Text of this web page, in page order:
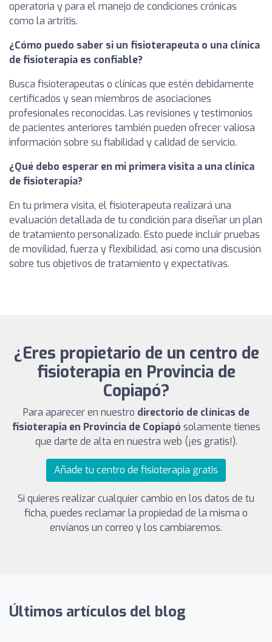
operatoria y para el manejo de condiciones crónicas
como la artritis.
¿Cómo puedo saber si un fisioterapeuta o una clínica
de fisioterapia es confiable?
Busca fisioterapeutas o clínicas que estén debidamente
certificados y sean miembros de asociaciones
profesionales reconocidas. Las revisiones y testimonios
de pacientes anteriores también pueden ofrecer valiosa
información sobre su fiabilidad y calidad de servicio.
¿Qué debo esperar en mi primera visita a una clínica
de fisioterapia?
En tu primera visita, el fisioterapeuta realizará una
evaluación detallada de tu condición para diseñar un plan
de tratamiento personalizado. Esto puede incluir pruebas
de movilidad, fuerza y flexibilidad, así como una discusión
sobre tus objetivos de tratamiento y expectativas.
¿Eres propietario de un centro de
fisioterapia en Provincia de
Copiapó?
Para aparecer en nuestro directorio de clínicas de
fisioterapia en Provincia de Copiapó solamente tienes
que darte de alta en nuestra web (¡es gratis!).
Añade tu centro de fisioterapia gratis
Si quieres realizar cualquier cambio en los datos de tu
ficha, puedes reclamar la propiedad de la misma o
envíanos un correo y los cambiaremos.
Últimos artículos del blog